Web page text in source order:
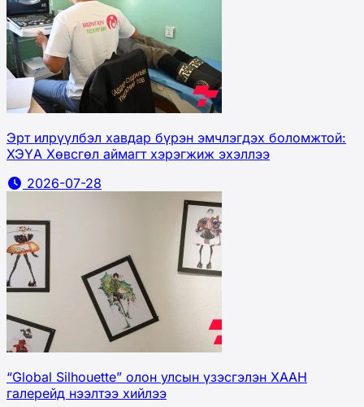
Эрт илрүүлбэл хавдар бүрэн эмчлэгдэх боломжтой:
ХЭҮА Хөвсгөл аймагт хэрэгжиж эхэллээ
2026-07-28
“Global Silhouette” олон улсын үзэсгэлэн ХААН
галерейд нээлтээ хийлээ